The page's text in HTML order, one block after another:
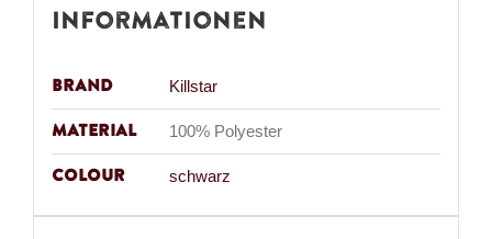
Informationen
Brand Killstar
Material 100% Polyester
Colour schwarz